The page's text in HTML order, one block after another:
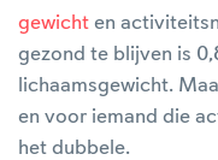
gewicht en
gezond te blijven is
lichaamsgewicht.
en voor iemand die
het dubbele.